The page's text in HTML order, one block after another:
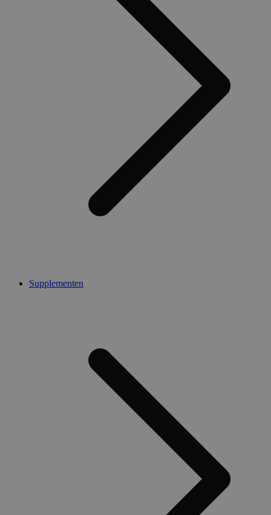
Supplementen